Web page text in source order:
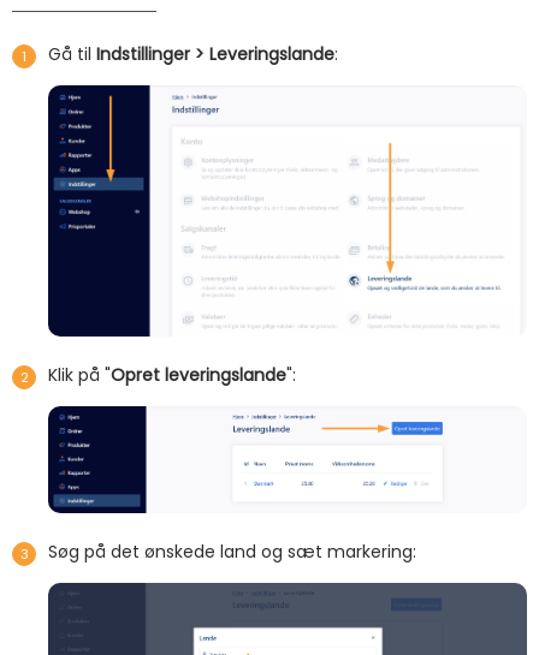
Gå til Indstillinger > Leveringslande:
Klik på "Opret leveringslande":
Søg på det ønskede land og sæt markering: